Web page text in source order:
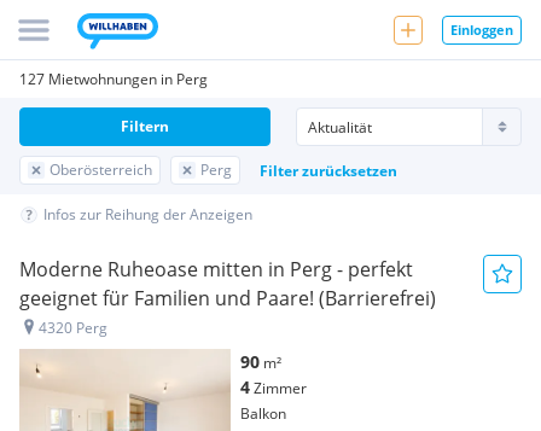
Einloggen
127 Mietwohnungen in Perg
Oberösterreich Perg Filter zurücksetzen
Filtern
Infos zur Reihung der Anzeigen
Moderne Ruheoase mitten in Perg - perfekt
geeignet für Familien und Paare! (Barrierefrei)
4320 Perg
90 m²
4Zimmer
Balkon